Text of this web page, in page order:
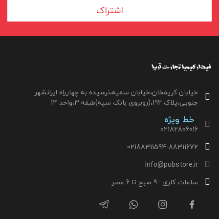
اشتراک
خیابان کریمخان،خیابان سمیه،نرسیده به چهارراه ایرانشهر
جنوبی،پلاک 192،(روبروی بانک سپه)طبقه 3،واحد 14
خط ویژه
02182806016
02188311594-88311672
Info@pubstore.ir
ساعات کاری : 9 صبح تا 6 عصر